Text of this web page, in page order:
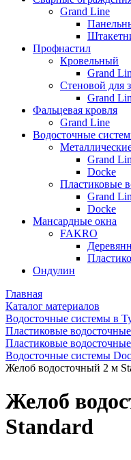
Grand Line
Профнастил
Кровельный
Grand
Стеновой для
Grand
Фальцевая кровля
Grand Line
Водосточные
Grand
Docke
Пластиковые
Grand
Docke
Мансардные окна
FAKRO
Ондулин
Главная
Каталог материалов
Водосточные системы в
Пластиковые
Пластиковые
Водосточные системы
Желоб водосточный 2 м
Желоб
Standard